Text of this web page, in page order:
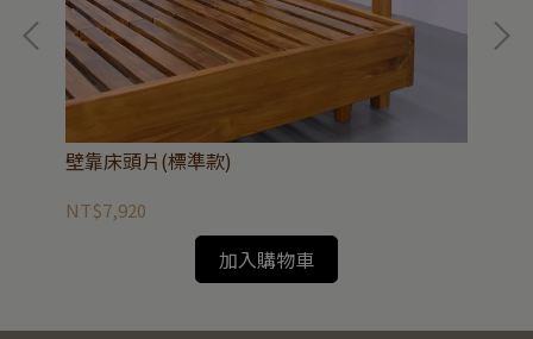
壁靠床頭片(標準款)
NT$7,920
加入購物車